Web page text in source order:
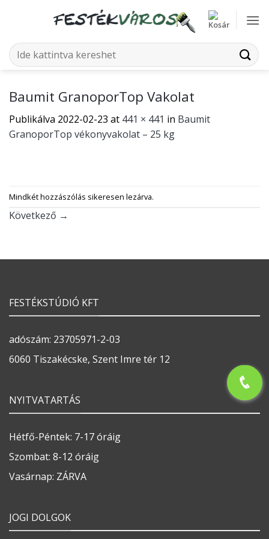
Keresés
a
Baumit GranoporTop Vakolat
Publikálva 2022-02-23 at 441 × 441 in Baumit
GranoporTop vékonyvakolat – 25 kg
Mindkét hozzászólás sikeresen lezárva.
Következő →
FESTÉKSTÚDIÓ KFT
adószám: 23705971-2-03
6060 Tiszakécske, Szent Imre tér 12
NYITVATARTÁS
Hétfő-Péntek: 7-17 óráig
Szombat: 8-12 óráig
Vasárnap: ZÁRVA
JOGI DOLGOK